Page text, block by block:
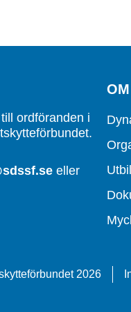
ordföranden i
eller
2026